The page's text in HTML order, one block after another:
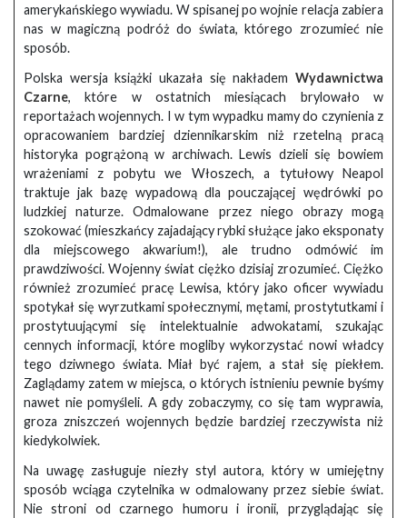
amerykańskiego wywiadu. W spisanej po wojnie relacja zabiera
nas w magiczną podróż do świata, którego zrozumieć nie
sposób.
Polska wersja książki ukazała się nakładem Wydawnictwa
Czarne, które w ostatnich miesiącach brylowało w
reportażach wojennych. I w tym wypadku mamy do czynienia z
opracowaniem bardziej dziennikarskim niż rzetelną pracą
historyka pogrążoną w archiwach. Lewis dzieli się bowiem
wrażeniami z pobytu we Włoszech, a tytułowy Neapol
traktuje jak bazę wypadową dla pouczającej wędrówki po
ludzkiej naturze. Odmalowane przez niego obrazy mogą
szokować (mieszkańcy zajadający rybki służące jako eksponaty
dla miejscowego akwarium!), ale trudno odmówić im
prawdziwości. Wojenny świat ciężko dzisiaj zrozumieć. Ciężko
również zrozumieć pracę Lewisa, który jako oficer wywiadu
spotykał się wyrzutkami społecznymi, mętami, prostytutkami i
prostytuującymi się intelektualnie adwokatami, szukając
cennych informacji, które mogliby wykorzystać nowi władcy
tego dziwnego świata. Miał być rajem, a stał się piekłem.
Zaglądamy zatem w miejsca, o których istnieniu pewnie byśmy
nawet nie pomyśleli. A gdy zobaczymy, co się tam wyprawia,
groza zniszczeń wojennych będzie bardziej rzeczywista niż
kiedykolwiek.
Na uwagę zasługuje niezły styl autora, który w umiejętny
sposób wciąga czytelnika w odmalowany przez siebie świat.
Nie stroni od czarnego humoru i ironii, przyglądając się